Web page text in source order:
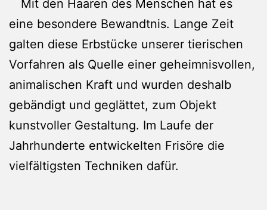
Mit den Haaren des Menschen hat es
eine besondere Bewandtnis. Lange Zeit
galten diese Erbstücke unserer tierischen
Vorfahren als Quelle einer geheimnisvollen,
animalischen Kraft und wurden deshalb
gebändigt und geglättet, zum Objekt
kunstvoller Gestaltung. Im Laufe der
Jahrhunderte entwickelten Frisöre die
vielfältigsten Techniken dafür.